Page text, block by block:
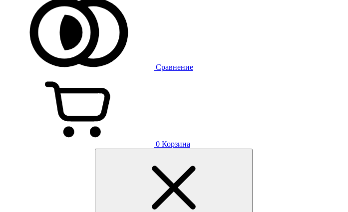
Сравнение
0 Корзина